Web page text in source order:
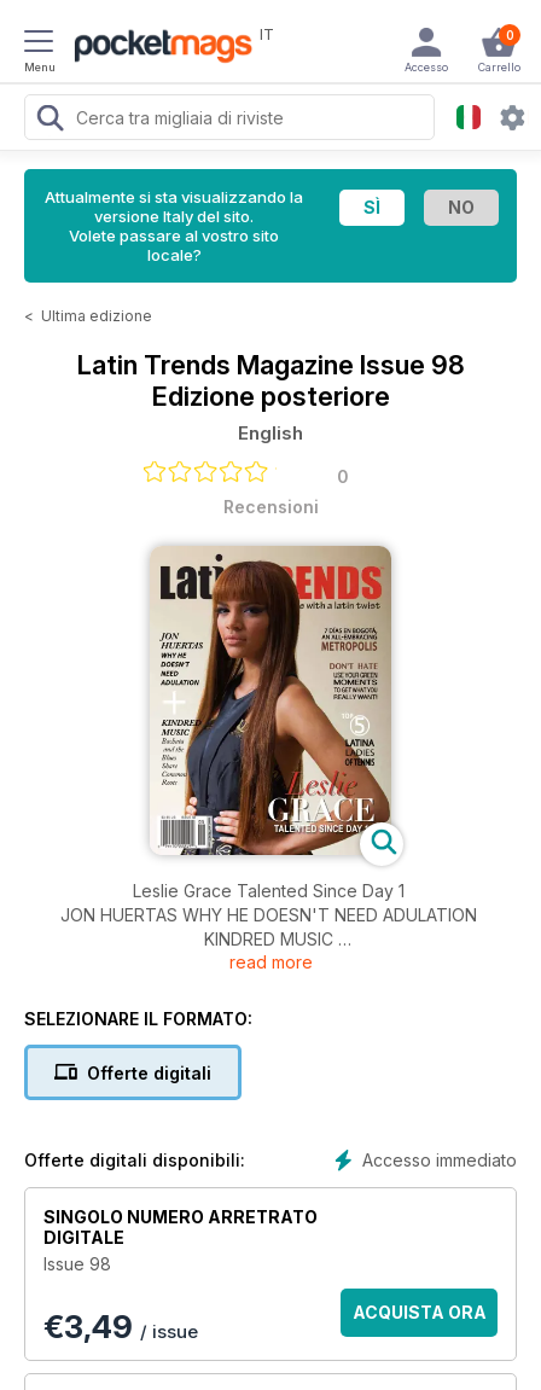
Menu
IT 0
Carrello
Accesso
Attualmente si sta visualizzando la
versione Italy del sito.
Volete passare al vostro sito
locale?
< Ultima edizione
Latin Trends Magazine Issue 98
Edizione posteriore
English
0
Recensioni
Leslie Grace Talented Since Day 1
JON HUERTAS WHY HE DOESN'T NEED ADULATION
KINDRED MUSIC
Bachata and the Blues Share Common Roots
DON'T HATE, USE YOUR GREEN MOMENTS TO GET
read more
SELEZIONARE IL FORMATO:
Offerte digitali
Accesso immediato
Offerte digitali disponibili:
SINGOLO NUMERO ARRETRATO
DIGITALE
Issue 98
€3,49 / issue
ACQUISTA ORA